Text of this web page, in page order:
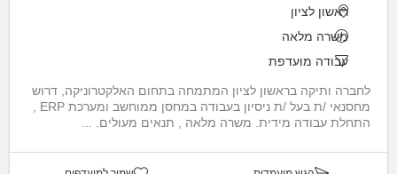
ראשון לציון
משרה מלאה
עבודה מועדפת
לחברה ותיקה בראשון לציון המתמחה בתחום האלקטרוניקה, דרוש
התחלת עבודה מידית. משרה מלאה , תנאים מעולים. ...